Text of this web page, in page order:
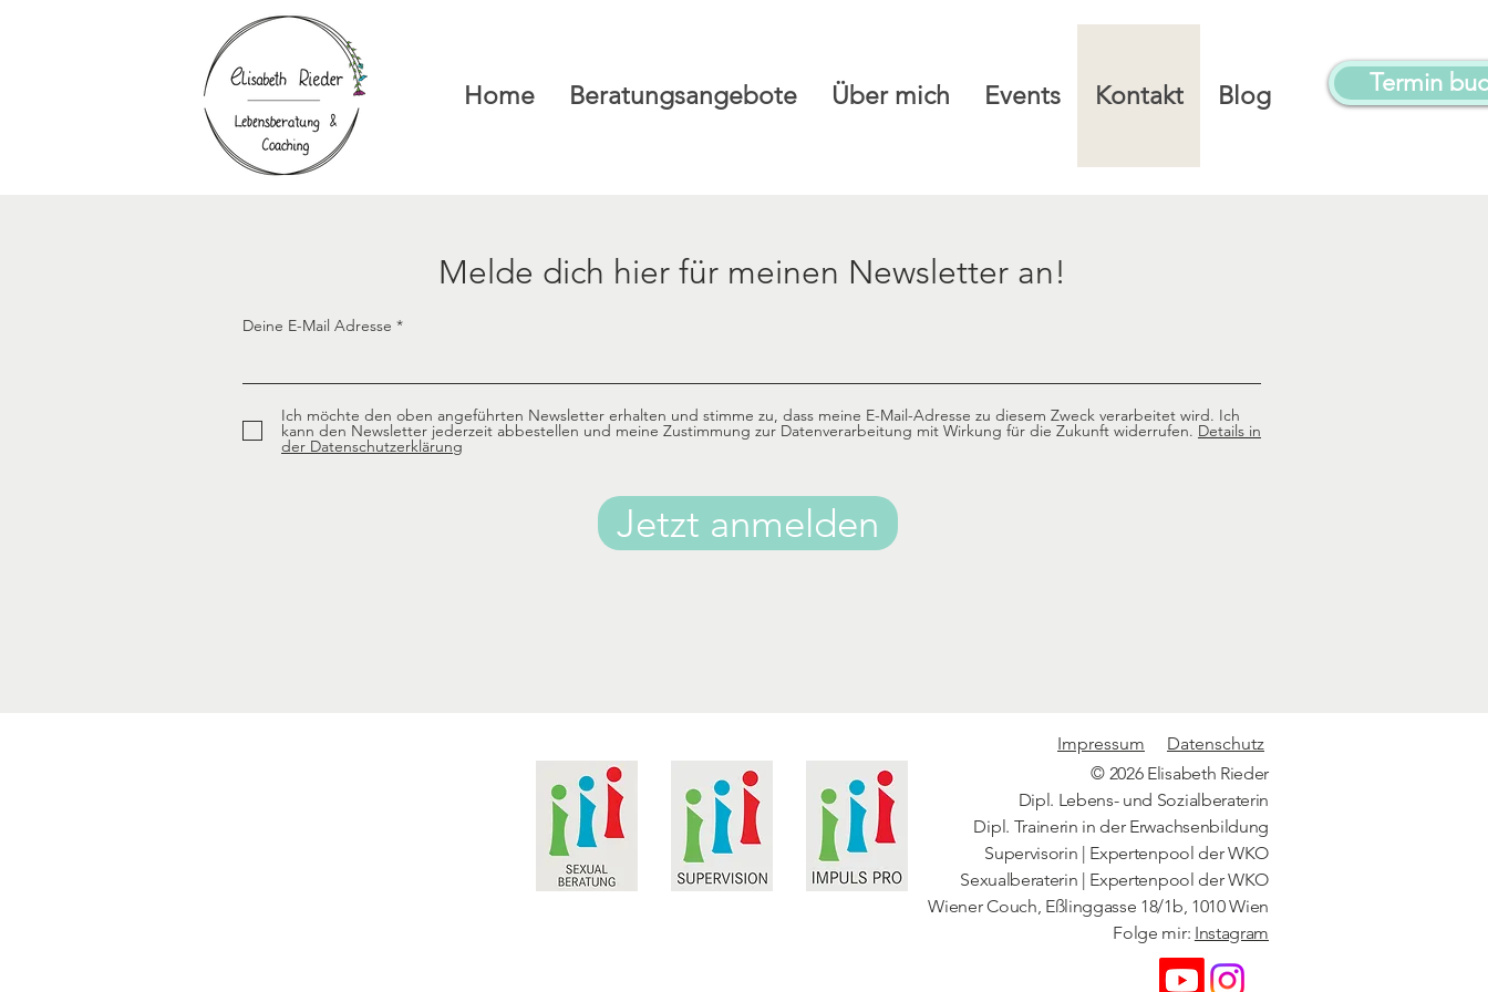
Home Beratungsangebote Über mich Events Kontakt Blog Termin
Melde dich hier für meinen Newsletter an!
Deine E-Mail Adresse
Ich möchte den oben angeführten Newsletter erhalten und stimme zu, dass meine E-Mail-Adresse zu diesem Zweck verarbeitet wird. Ich
kann den Newsletter jederzeit abbestellen und meine Zustimmung zur Datenverarbeitung mit Wirkung für die Zukunft widerrufen. Details in
der Datenschutzerklärung
Jetzt anmelden
Impressum
Datenschutz
© 2026 Elisabeth Rieder
Dipl. Lebens- und Sozialberaterin
Dipl. Trainerin in der Erwachsenbildung
Supervisorin | Expertenpool der WKO
Sexualberaterin | Expertenpool der WKO
Wiener Couch, Eßlinggasse 18/1b, 1010 Wien
Folge mir: Instagram